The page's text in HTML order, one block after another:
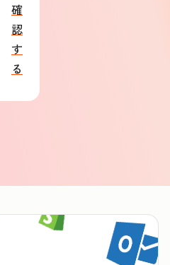
確
認
す
る